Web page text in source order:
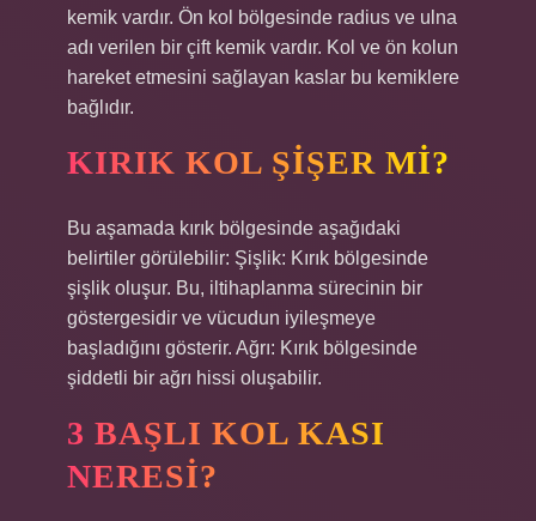
kemik vardır. Ön kol bölgesinde radius ve ulna
adı verilen bir çift kemik vardır. Kol ve ön kolun
hareket etmesini sağlayan kaslar bu kemiklere
bağlıdır.
KIRIK KOL ŞIŞER MI?
Bu aşamada kırık bölgesinde aşağıdaki
belirtiler görülebilir: Şişlik: Kırık bölgesinde
şişlik oluşur. Bu, iltihaplanma sürecinin bir
göstergesidir ve vücudun iyileşmeye
başladığını gösterir. Ağrı: Kırık bölgesinde
şiddetli bir ağrı hissi oluşabilir.
3 BAŞLI KOL KASI
NERESI?